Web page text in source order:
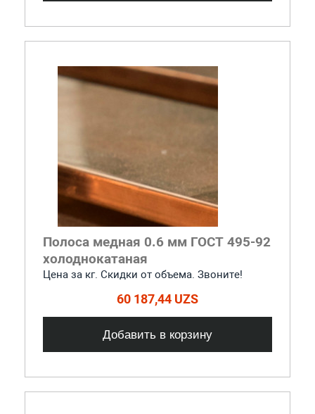
Полоса медная 0.6 мм ГОСТ 495-92
холоднокатаная
Цена за кг. Скидки от объема. Звоните!
60 187,44 UZS
Добавить в корзину